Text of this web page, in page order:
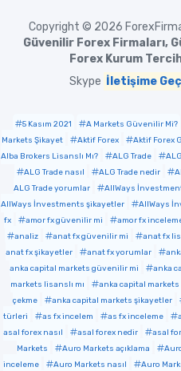
Copyright © 2026
Güvenilir Forex Firmaları,
Forex Kurum
Skype İletişime
5 Kasım 2021 A Markets Güvenilir Mi?
Markets Şikayet
Aktif Forex Aktif Forex
Alba Brokers Lisanslı Mı?
ALG Trade
ALG Trade nasıl
ALG Trade nedir
ALG Trade yorumlar
AllWays
AllWays İnvestments şikayetler
AllWays
fx
amor fx güvenilir mi amor fx
analiz
anat fx güvenilir mi anat fx
anat fx şikayetler
anat fx yorumlar
anka capital markets güvenilir mi
anka
markets lisanslı mı
anka capital markets
çekme
anka capital markets şikayetler
türleri
as fx incelem as fx inceleme
asal forex nasıl
asal forex nedir asal
Markets
Auro Markets açıklama
inceleme
Auro Markets nasıl Auro